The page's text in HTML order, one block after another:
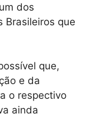
dos
Brasileiros que
que,
e da
o respectivo
ainda